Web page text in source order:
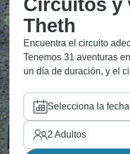
Circuitos y
Theth
Encuentra el circuito
Tenemos 31 aventuras
un día de duración, y el
Selecciona la fecha
2 Adultos